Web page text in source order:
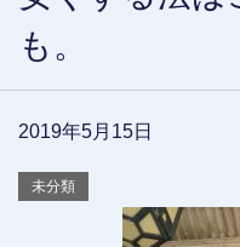
も。
2019年5月15日
未分類